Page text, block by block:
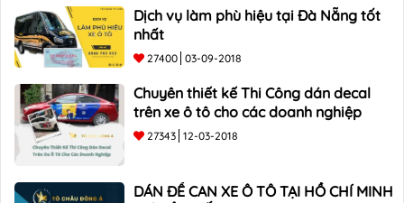
Dịch vụ làm phù hiệu tại Đà Nẵng tốt
nhất
27400 03-09-2018
Chuyên thiết kế Thi Công dán decal
trên xe ô tô cho các doanh nghiệp
27343 12-03-2018
DÁN ĐỀ CAN XE Ô TÔ TẠI HỒ CHÍ MINH